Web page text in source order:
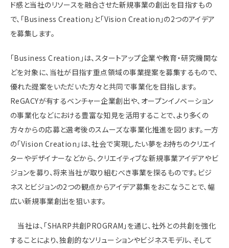
ド感と当社のリソースを融合させた新規事業の創出を目指すもの
で、「Business Creation」と「Vision Creation」の2つのアイデア
を募集します。
「Business Creation」は、スタートアップ企業や教育・研究機関な
どを対象に、当社が目指す重点領域の事業提案を募集するもので、
優れた提案をいただいた方々と共同で事業化を目指します。
ReGACYが有するベンチャー企業創出や、オープンイノベーション
の事業化などにおける豊富な知見を活用することで、より多くの
方々からの応募と選考後のスムーズな事業化推進を図ります。一方
の「Vision Creation」は、社会で実現したい夢をお持ちのクリエイ
ターやデザイナーなどから、クリエイティブな新規事業アイデアやビ
ジョンを募り、将来当社が取り組むべき事業を探るものです。ビジ
ネスとビジョンの2つの観点からアイデア募集をおこなうことで、幅
広い新規事業創出を狙います。
当社は、「SHARP共創PROGRAM」を通じ、社外との共創を強化
することにより、独創的なソリューションやビジネスモデル、そして